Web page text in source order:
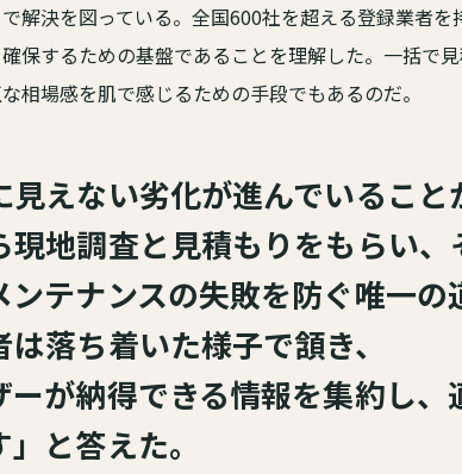
解決を図っている。全国600社を超える登録業者
保するための基盤であることを理解した。一括で
相場感を肌で感じるための手段でもあるのだ。
見えない劣化が進んでいるこ
現地調査と見積もりをもらい
テナンスの失敗を防ぐ唯一の
落ち着いた様子で頷き、
ーが納得できる情報を集約し
と答えた。